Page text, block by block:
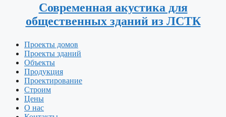
Современная акустика для
общественных зданий из ЛСТК
Проекты домов
Проекты зданий
Объекты
Продукция
Проектирование
Строим
Цены
О нас